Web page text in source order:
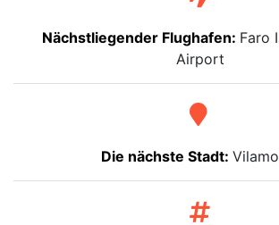
Nächstliegender Flughafen: Faro
Airport
Die nächste Stadt: